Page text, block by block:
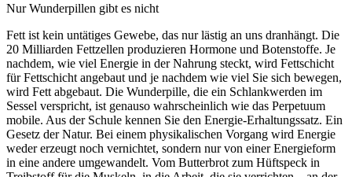
Nur Wunderpillen gibt es nicht
Fett ist kein untätiges Gewebe, das nur lästig an uns dranhängt. Die
20 Milliarden Fettzellen produzieren Hormone und Botenstoffe. Je
nachdem, wie viel Energie in der Nahrung steckt, wird Fettschicht
für Fettschicht angebaut und je nachdem wie viel Sie sich bewegen,
wird Fett abgebaut. Die Wunderpille, die ein Schlankwerden im
Sessel verspricht, ist genauso wahrscheinlich wie das Perpetuum
mobile. Aus der Schule kennen Sie den Energie-Erhaltungssatz. Ein
Gesetz der Natur. Bei einem physikalischen Vorgang wird Energie
weder erzeugt noch vernichtet, sondern nur von einer Energieform
in eine andere umgewandelt. Vom Butterbrot zum Hüftspeck in